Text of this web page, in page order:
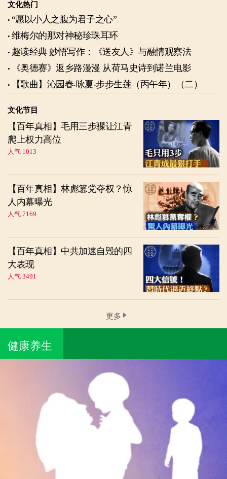
文化热门
“愿以小人之腹为君子之心”
维梅尔的那对神秘珍珠耳环
趣读经典 妙悟写作：《送友人》与融情观察法
《奥德赛》返乡路漫漫 从荷马史诗到诺兰电影
【歌曲】沁园春‧咏夏‧步步生莲（丙午年）（二）
文化节目
【百年真相】毛用三步骤让江青
爬上权力高位
人气 1013
【百年真相】林彪篡党夺权？惊
人内幕曝光
人气 7169
【百年真相】中共加速自毁的四
大表现
人气 3491
更多
健康养生